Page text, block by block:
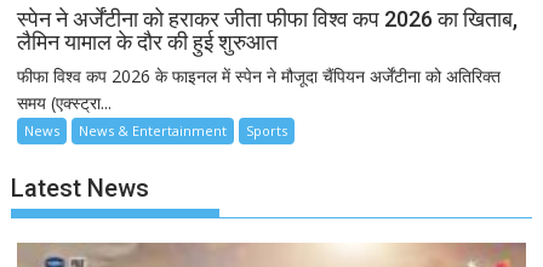
स्पेन ने अर्जेंटीना को हराकर जीता फीफा विश्व कप 2026 का खिताब,
लैमिन यामाल के दौर की हुई शुरुआत
फीफा विश्व कप 2026 के फाइनल में स्पेन ने मौजूदा चैंपियन अर्जेंटीना को अतिरिक्त
समय (एक्स्ट्रा...
News News & Entertainment Sports
Latest News